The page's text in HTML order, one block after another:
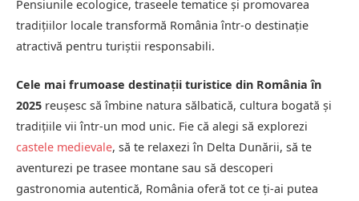
Pensiunile ecologice, traseele tematice și promovarea
tradițiilor locale transformă România într-o destinație
atractivă pentru turiștii responsabili.
Cele mai frumoase destinații turistice din România în
2025 reușesc să îmbine natura sălbatică, cultura bogată și
tradițiile vii într-un mod unic. Fie că alegi să explorezi
castele medievale, să te relaxezi în Delta Dunării, să te
aventurezi pe trasee montane sau să descoperi
gastronomia autentică, România oferă tot ce ți-ai putea